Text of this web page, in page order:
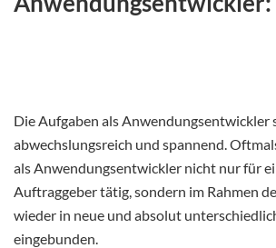
Die Aufgaben als Anwendungsentwickler
abwechslungsreich und spannend.
als Anwendungsentwickler nicht nur für
Auftraggeber tätig, sondern im Rahmen
wieder in neue und absolut
eingebunden.